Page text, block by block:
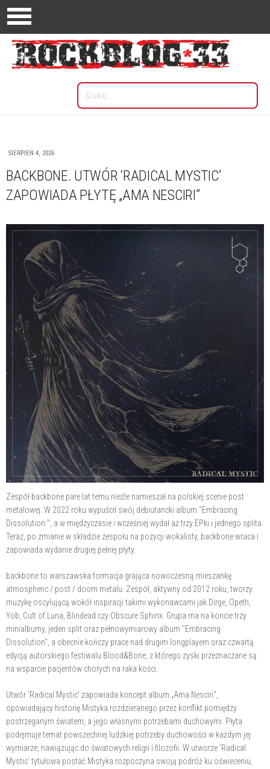
SIERPIEŃ 4, 2026
BACKBONE. UTWÓR ‘RADICAL MYSTIC’
ZAPOWIADA PŁYTĘ „AMA NESCIRI”
Zespół backbone pare lat temu nieźle namieszał na polskiej scenie post
metalowej. W 2022 roku wypuścił swój debiutancki album "Embracing
Dissolution ", a w międzyczasie i wcześniej wydał aż trzy EPki i jednego splita.
Teraz, po zmianie w składzie zespołu na pozycji wokalisty, backbone wraca i
zapowiada wydanie drugiej pełnej płyty.
backbone to warszawska formacja grająca nowoczesną mieszankę
atmospheric / post / doom metalu. Zespół, aktywny od 2012 roku, tworzy
muzykę oscylującą wokół inspiracji takimi wykonawcami jak Dirge, Opeth,
Yob, Cult of Luna, Blindead czy Obscure Sphinx. Grupa ma na koncie trzy
minialbumy, jeden split oraz pełnowymiarowy album "Embracing
Dissolution", a obecnie kończy prace nad drugim longplayem oraz czwartą
edycją autorskiego festiwalu Blood&Bone, z którego zyski przeznaczane są
na wsparcie pacjentów chorych na raka kości.
Utwór 'Radical Mystic' zapowiada koncept album „Ama Nesciri",
opowiadający historię Mistyka rozdzieranego przez konflikt pomiędzy
postrzeganym światem, a jego własnymi potrzebami duchowymi. Płyta
podejmuje temat powszechnej ludzkiej potrzeby duchowości w każdym jej
wymiarze, nawiązując do światowych religii i filozofii. W utworze 'Radical
Mystic' tytułowa postać Mistyka rozpoczyna swoją podróż ku oświeceniu,